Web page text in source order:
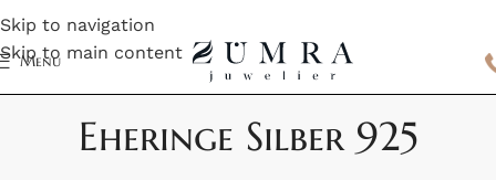
Skip to navigation
Skip to main content
Menu
Eheringe Silber 925